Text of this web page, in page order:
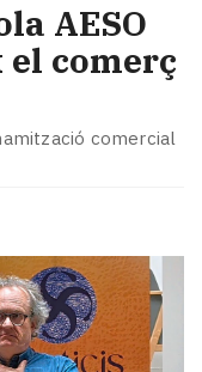
AESO
comerç
comercial